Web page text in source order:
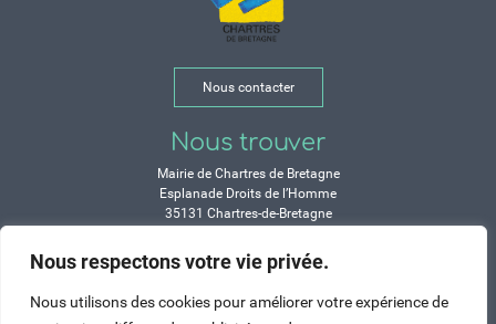
Nous respectons votre vie privée.
Nous utilisons des cookies pour améliorer votre expérience de
Nous contacter
Nous trouver
Mairie de Chartres de Bretagne
Esplanade Droits de l’Homme
35131 Chartres-de-Bretagne
Horaires